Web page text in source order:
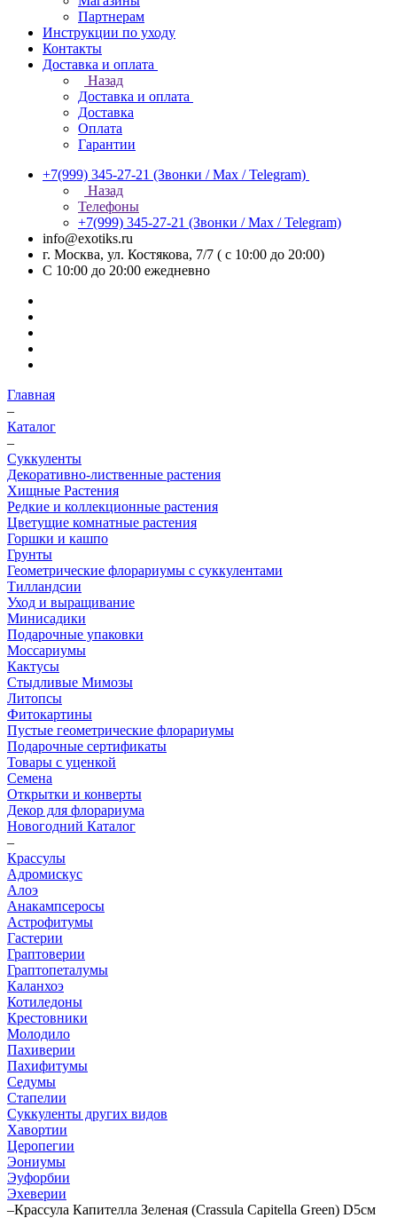
Партнерам
Инструкции по уходу
Контакты
Доставка и оплата
Назад
Доставка и оплата
Доставка
Оплата
Гарантии
+7(999) 345-27-21 (Звонки / Max / Telegram)
Назад
Телефоны
+7(999) 345-27-21 (Звонки / Max / Telegram)
info@exotiks.ru
г. Москва, ул. Костякова, 7/7 ( с 10:00 до 20:00)
С 10:00 до 20:00 ежедневно
Главная
–
Каталог
–
Суккуленты
Декоративно-лиственные растения
Хищные Растения
Редкие и коллекционные растения
Цветущие комнатные растения
Горшки и кашпо
Грунты
Геометрические флорариумы с суккулентами
Тилландсии
Уход и выращивание
Минисадики
Подарочные упаковки
Моссариумы
Кактусы
Стыдливые Мимозы
Литопсы
Фитокартины
Пустые геометрические флорариумы
Подарочные сертификаты
Товары с уценкой
Семена
Открытки и конверты
Декор для флорариума
Новогодний Каталог
–
Крассулы
Адромискус
Алоэ
Анакампсеросы
Астрофитумы
Гастерии
Граптоверии
Граптопеталумы
Каланхоэ
Котиледоны
Крестовники
Молодило
Пахиверии
Пахифитумы
Седумы
Стапелии
Суккуленты других видов
Хавортии
Церопегии
Эониумы
Эуфорбии
Эхеверии
–Крассула Капителла Зеленая (Crassula Capitella Green) D5см